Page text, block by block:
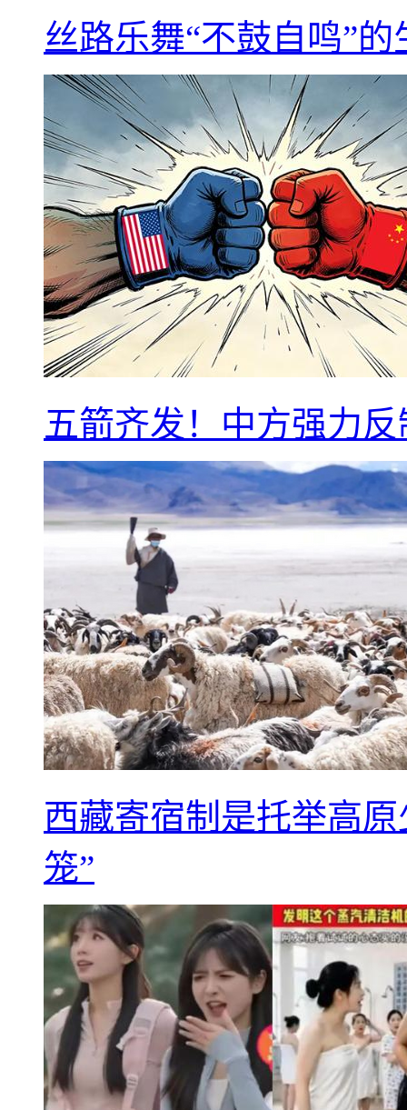
丝路乐舞“不鼓自鸣”
五箭齐发！中方强力
西藏寄宿制是托举高
笼”